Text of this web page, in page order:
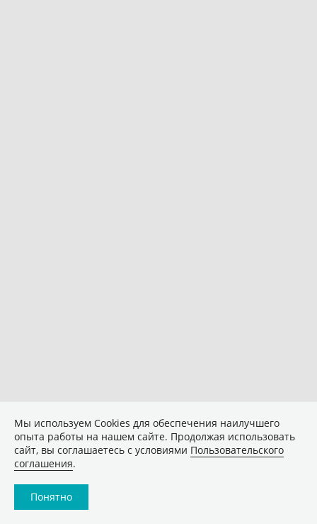
Мы используем Сookies для обеспечения наилучшего
опыта работы на нашем сайте. Продолжая использовать
сайт, вы соглашаетесь с условиями Пользовательского
соглашения.
Понятно